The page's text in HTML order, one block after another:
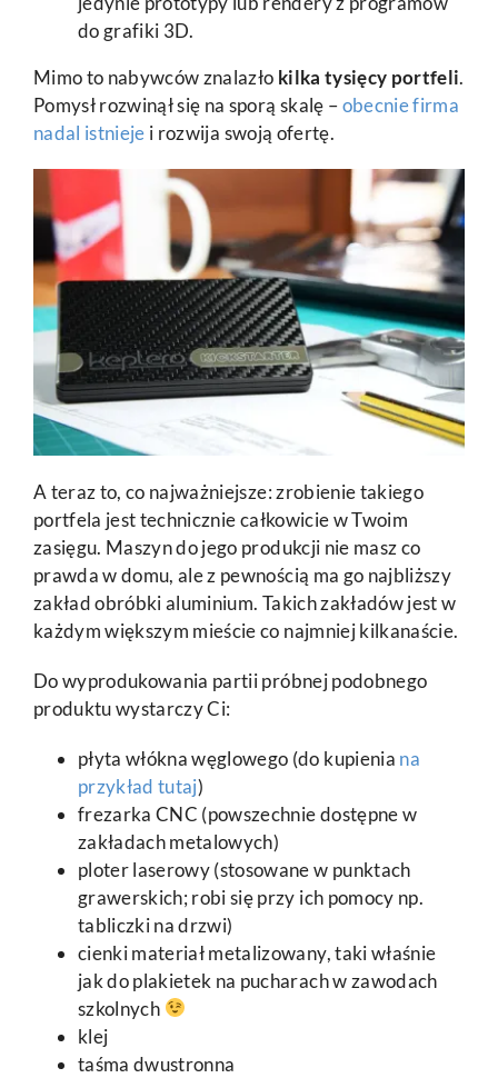
do grafiki 3D.
Mimo to nabywców znalazło kilka tysięcy portfeli.
Pomysł rozwinął się na sporą skalę –obecnie firma
nadal istnieje i rozwija swoją ofertę.
A teraz to, co najważniejsze: zrobienie takiego
portfela jest technicznie całkowicie w Twoim
zasięgu. Maszyn do jego produkcji nie masz co
prawda w domu, ale z pewnością ma go najbliższy
zakład obróbki aluminium. Takich zakładów jest w
każdym większym mieście co najmniej kilkanaście.
Do wyprodukowania partii próbnej podobnego
produktu wystarczy Ci:
płyta włókna węglowego (do kupienia na
przykład tutaj)
frezarka CNC (powszechnie dostępne w
zakładach metalowych)
ploter laserowy (stosowane w punktach
grawerskich; robi się przy ich pomocy np.
tabliczki na drzwi)
cienki materiał metalizowany, taki właśnie
jak do plakietek na pucharach w zawodach
szkolnych
klej
taśma dwustronna